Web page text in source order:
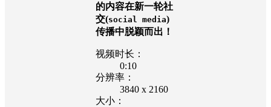
的内容在新一轮社
交(social media)
传播中脱颖而出！
视频时长：
0:10
分辨率：
3840 x 2160
大小：